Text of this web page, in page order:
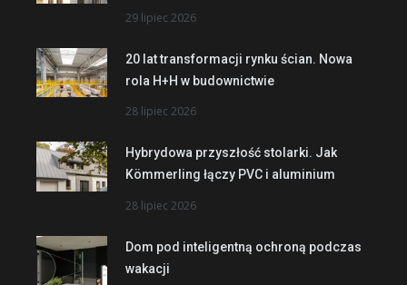
29 lipiec 2026
20 lat transformacji rynku ścian. Nowa
rola H+H w budownictwie
28 lipiec 2026
Hybrydowa przyszłość stolarki. Jak
Kömmerling łączy PVC i aluminium
28 lipiec 2026
Dom pod inteligentną ochroną podczas
wakacji